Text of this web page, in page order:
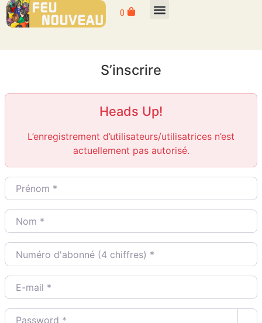
0
S’inscrire
Heads Up!
L’enregistrement d’utilisateurs/utilisatrices n’est
actuellement pas autorisé.
Prénom*
Nom*
Numéro d'abonné (4 chiffres)*
E-mail*
Password*